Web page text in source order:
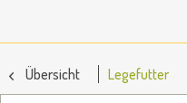
Übersicht Legefutter